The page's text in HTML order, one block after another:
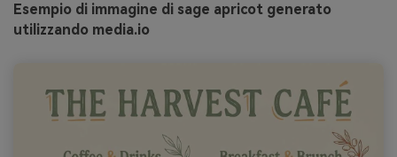
Esempio di immagine di sage apricot generato
utilizzando media.io